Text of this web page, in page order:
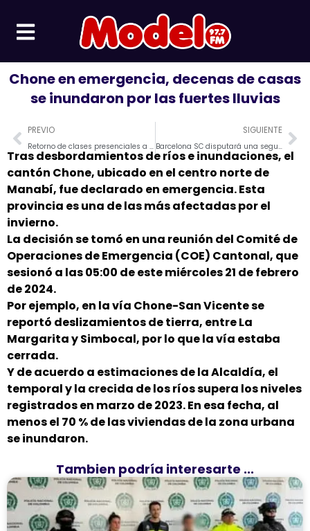
contenido
Chone en emergencia, decenas de casas
se inundaron por las fuertes lluvias
Prev
PREVIO
Retorno de clases presenciales a partir del jueves 18 de enero del 2024
SIGUIENTE
Barcelona SC disputará una segunda edición de la noche amarilla
Tras desbordamientos de ríos e inundaciones, el
cantón Chone, ubicado en el centro norte de
Manabí, fue declarado en emergencia. Esta
provincia es una de las más afectadas por el
invierno.
La decisión se tomó en una reunión del Comité de
Operaciones de Emergencia (COE) Cantonal, que
sesionó a las 05:00 de este miércoles 21 de febrero
de 2024.
Por ejemplo, en la vía Chone-San Vicente se
reportó deslizamientos de tierra, entre La
Margarita y Simbocal, por lo que la vía estaba
cerrada.
Y de acuerdo a estimaciones de la Alcaldía, el
temporal y la crecida de los ríos supera los niveles
registrados en marzo de 2023. En esa fecha, al
menos el 70 % de las viviendas de la zona urbana
se inundaron.
Tambien podría interesarte ...